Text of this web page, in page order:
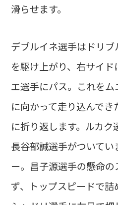
滑らせます。
デブルイネ選手はドリ
を駆け上がり、右サイ
エ選手にパス。これを
に向かって走り込んで
に折り返します。ルカ
長谷部誠選手がついて
ー。昌子源選手の懸命
ず、トップスピードで